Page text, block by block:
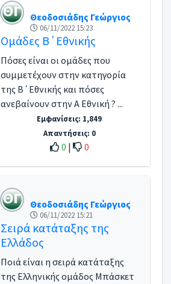
Θεοδοσιάδης Γεώργιος
06/11/2022 15:23
Ομάδες Β΄Εθνικής
Πόσες είναι οι ομάδες που
συμμετέχουν στην κατηγορία
της Β΄Εθνικής και πόσες
ανεβαίνουν στην Α Εθνική ? ...
Εμφανίσεις: 1,849
Απαντήσεις: 0
0 | 0
Θεοδοσιάδης Γεώργιος
06/11/2022 15:21
Σειρά κατάταξης της
Ελλάδος
Ποιά είναι η σειρά κατάταξης
της Ελληνικής ομάδος Μπάσκετ